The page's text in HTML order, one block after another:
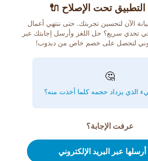
تحت الإصلاح 🔌
الآن لتحسين تجربتك. حتى ننتهي أعمال
في تحدي سريع؟ حل اللغز وأرسل إجابتك عبر
لتحصل على خصم خاص من دبدوب!
🤔
الذي يزداد حجمه كلما أخذت منه؟
عرفت الإجابة؟
عبر البريد الإلكتروني